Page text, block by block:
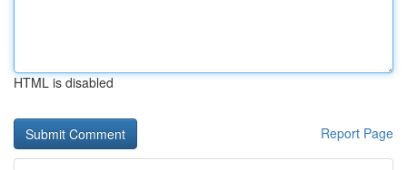
HTML is disabled
Report Page